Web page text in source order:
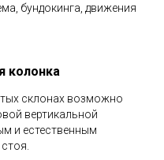
бундокинга, движения
колонка
склонах возможно
вертикальной
и естественным